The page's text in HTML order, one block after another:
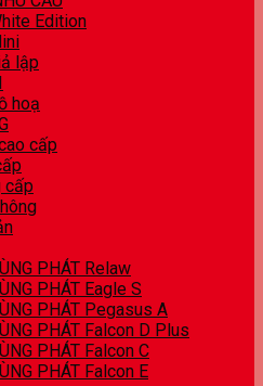
Edition
lập
hoạ
cấp
cấp
PHÁT Relaw
PHÁT Eagle S
PHÁT Pegasus A
PHÁT Falcon D Plus
PHÁT Falcon C
PHÁT Falcon E